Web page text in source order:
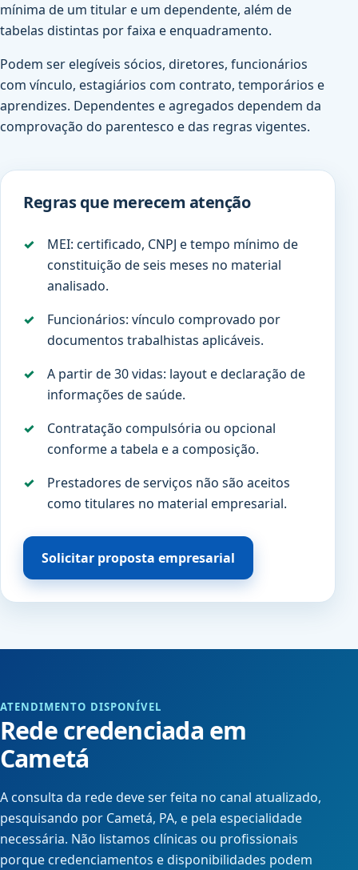
mínima de um titular e um dependente, além de
tabelas distintas por faixa e enquadramento.
Podem ser elegíveis sócios, diretores, funcionários
com vínculo, estagiários com contrato, temporários e
aprendizes. Dependentes e agregados dependem da
comprovação do parentesco e das regras vigentes.
Regras que merecem atenção
MEI: certificado, CNPJ e tempo mínimo de
constituição de seis meses no material
analisado.
Funcionários: vínculo comprovado por
documentos trabalhistas aplicáveis.
A partir de 30 vidas: layout e declaração de
informações de saúde.
Contratação compulsória ou opcional
conforme a tabela e a composição.
Prestadores de serviços não são aceitos
como titulares no material empresarial.
Solicitar proposta empresarial
ATENDIMENTO DISPONÍVEL
Rede credenciada em
Cametá
A consulta da rede deve ser feita no canal atualizado,
pesquisando por Cametá, PA, e pela especialidade
necessária. Não listamos clínicas ou profissionais
porque credenciamentos e disponibilidades podem